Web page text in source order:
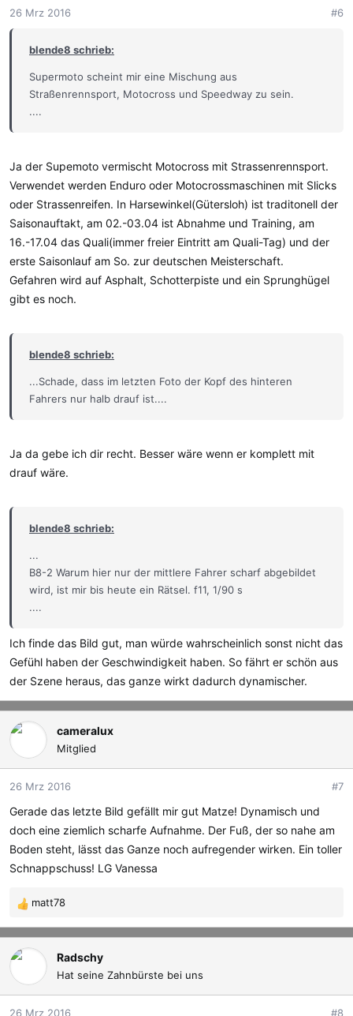
26 Mrz 2016 #6
blende8 schrieb:
Supermoto scheint mir eine Mischung aus
Straßenrennsport, Motocross und Speedway zu sein.
....
Ja der Supemoto vermischt Motocross mit Strassenrennsport.
Verwendet werden Enduro oder Motocrossmaschinen mit Slicks
oder Strassenreifen. In Harsewinkel(Gütersloh) ist traditonell der
Saisonauftakt, am 02.-03.04 ist Abnahme und Training, am
16.-17.04 das Quali(immer freier Eintritt am Quali-Tag) und der
erste Saisonlauf am So. zur deutschen Meisterschaft.
Gefahren wird auf Asphalt, Schotterpiste und ein Sprunghügel
gibt es noch.
blende8 schrieb:
...Schade, dass im letzten Foto der Kopf des hinteren
Fahrers nur halb drauf ist....
Ja da gebe ich dir recht. Besser wäre wenn er komplett mit
drauf wäre.
blende8 schrieb:
...
B8-2 Warum hier nur der mittlere Fahrer scharf abgebildet
wird, ist mir bis heute ein Rätsel. f11, 1/90 s
....
Ich finde das Bild gut, man würde wahrscheinlich sonst nicht das
Gefühl haben der Geschwindigkeit haben. So fährt er schön aus
der Szene heraus, das ganze wirkt dadurch dynamischer.
cameralux
Mitglied
26 Mrz 2016 #7
Gerade das letzte Bild gefällt mir gut Matze! Dynamisch und
doch eine ziemlich scharfe Aufnahme. Der Fuß, der so nahe am
Boden steht, lässt das Ganze noch aufregender wirken. Ein toller
Schnappschuss! LG Vanessa
R
e
a
k
matt78
Radschy
Hat seine Zahnbürste bei uns
26 Mrz 2016 #8